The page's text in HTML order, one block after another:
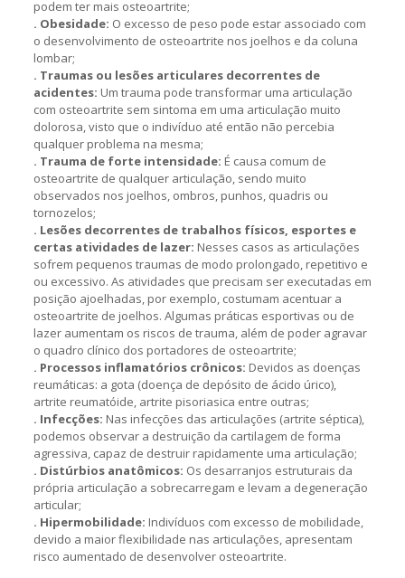
podem ter mais osteoartrite;
. Obesidade: O excesso de peso pode estar associado com
o desenvolvimento de osteoartrite nos joelhos e da coluna
lombar;
. Traumas ou lesões articulares decorrentes de
acidentes: Um trauma pode transformar uma articulação
com osteoartrite sem sintoma em uma articulação muito
dolorosa, visto que o indivíduo até então não percebia
qualquer problema na mesma;
. Trauma de forte intensidade: É causa comum de
osteoartrite de qualquer articulação, sendo muito
observados nos joelhos, ombros, punhos, quadris ou
tornozelos;
. Lesões decorrentes de trabalhos físicos, esportes e
certas atividades de lazer: Nesses casos as articulações
sofrem pequenos traumas de modo prolongado, repetitivo e
ou excessivo. As atividades que precisam ser executadas em
posição ajoelhadas, por exemplo, costumam acentuar a
osteoartrite de joelhos. Algumas práticas esportivas ou de
lazer aumentam os riscos de trauma, além de poder agravar
o quadro clínico dos portadores de osteoartrite;
. Processos inflamatórios crônicos: Devidos as doenças
reumáticas: a gota (doença de depósito de ácido úrico),
artrite reumatóide, artrite pisoriasica entre outras;
. Infecções: Nas infecções das articulações (artrite séptica),
podemos observar a destruição da cartilagem de forma
agressiva, capaz de destruir rapidamente uma articulação;
. Distúrbios anatômicos: Os desarranjos estruturais da
própria articulação a sobrecarregam e levam a degeneração
articular;
. Hipermobilidade: Indivíduos com excesso de mobilidade,
devido a maior flexibilidade nas articulações, apresentam
risco aumentado de desenvolver osteoartrite.